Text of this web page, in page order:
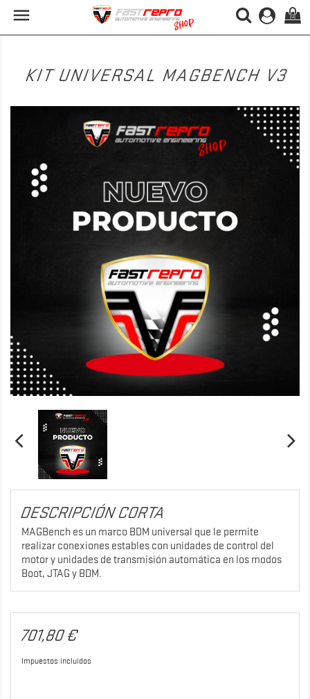
 (0)
KIT UNIVERSAL MAGBENCH V3
DESCRIPCIÓN CORTA
MAGBench es un marco BDM universal que le permite
realizar conexiones estables con unidades de control del
motor y unidades de transmisión automática en los modos
Boot, JTAG y BDM.
701,80 €
Impuestos incluidos